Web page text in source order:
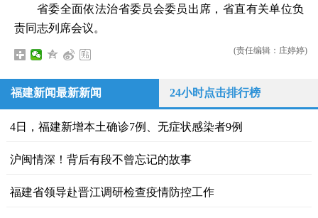
省委全面依法治省委员会委员出席，省直有关单位负
责同志列席会议。
(责任编辑：庄婷婷)
福建新闻最新新闻 24小时点击排行榜
4日，福建新增本土确诊7例、无症状感染者9例
沪闽情深！背后有段不曾忘记的故事
福建省领导赴晋江调研检查疫情防控工作